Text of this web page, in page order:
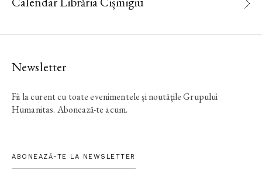
Newsletter
Fii la curent cu toate evenimentele și noutățile Grupului
Humanitas. Abonează-te acum.
ABONEAZĂ-TE LA NEWSLETTER